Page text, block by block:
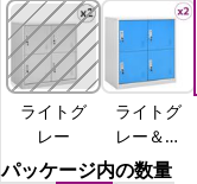
ライトグ
レー
ライトグ
レー＆ブ
ルー
パッケージ内の数量